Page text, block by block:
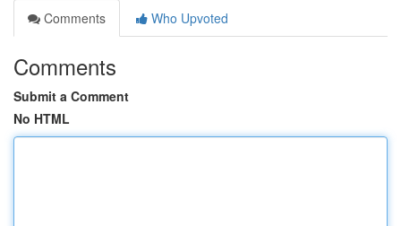
Comments
Who Upvoted
Comments
Submit a Comment
No HTML